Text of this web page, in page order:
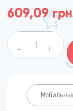
609,09
Quantity
-
+